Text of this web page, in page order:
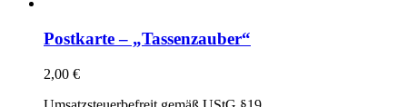
Postkarte – „Tassenzauber“
2,00 €